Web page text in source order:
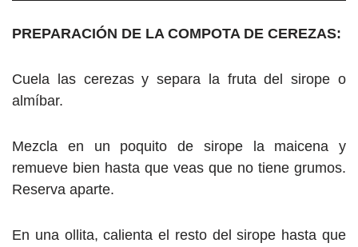
PREPARACIÓN DE LA COMPOTA DE CEREZAS:
Cuela las cerezas y separa la fruta del sirope o
almíbar.
Mezcla en un poquito de sirope la maicena y
remueve bien hasta que veas que no tiene grumos.
Reserva aparte.
En una ollita, calienta el resto del sirope hasta que